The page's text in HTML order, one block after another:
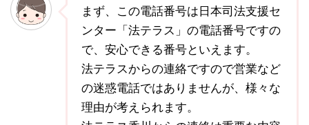
まず、この電話番号は日本司法支援セ
ンター「法テラス」の電話番号ですの
で、安心できる番号といえます。
法テラスからの連絡ですので営業など
の迷惑電話ではありませんが、様々な
理由が考えられます。